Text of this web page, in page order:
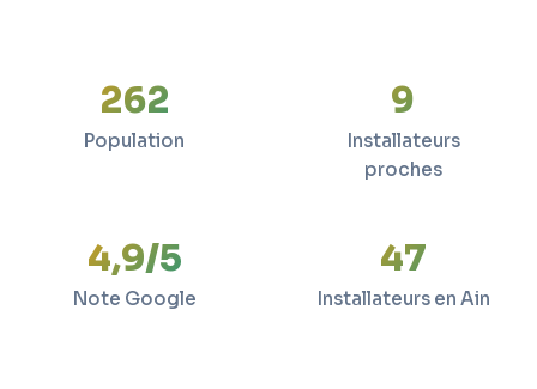
262
Population
9
Installateurs
proches
4,9/5
Note Google
47
Installateurs en Ain